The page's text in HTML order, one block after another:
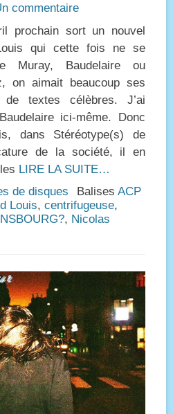
commentaire
prochain sort un nouvel
qui cette fois ne se
Muray, Baudelaire ou
on aimait beaucoup ses
textes célèbres. J’ai
ici-même. Donc
dans Stéréotype(s) de
de la société, il en
LIRE LA SUITE…
de disques Balises ACP
Louis, centrifugeuse,
, Nicolas